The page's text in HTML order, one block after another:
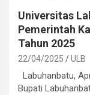
Universitas
Pemerintah
Tahun 2025
22/04/2025 ULB
Labuhanbatu,
Bupati